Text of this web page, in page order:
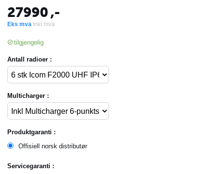
27990,-
Eks mva Inkl mva
tilgjengelig
Antall radioer :
Multicharger :
Produktgaranti :
Offisiell norsk distributør
Servicegaranti :